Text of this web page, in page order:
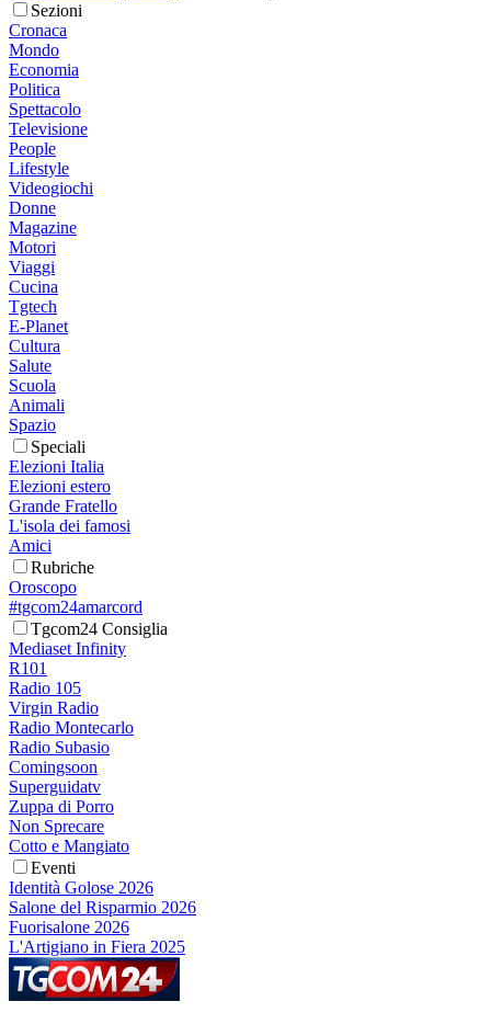
Sezioni
Cronaca
Mondo
Economia
Politica
Spettacolo
Televisione
People
Lifestyle
Videogiochi
Donne
Magazine
Motori
Viaggi
Cucina
Tgtech
E-Planet
Cultura
Salute
Scuola
Animali
Spazio
Speciali
Elezioni Italia
Elezioni estero
Grande Fratello
L'isola dei famosi
Amici
Rubriche
Oroscopo
#tgcom24amarcord
Tgcom24 Consiglia
Mediaset Infinity
R101
Radio 105
Virgin Radio
Radio Montecarlo
Radio Subasio
Comingsoon
Superguidatv
Zuppa di Porro
Non Sprecare
Cotto e Mangiato
Eventi
Identità Golose 2026
Salone del Risparmio 2026
Fuorisalone 2026
L'Artigiano in Fiera 2025